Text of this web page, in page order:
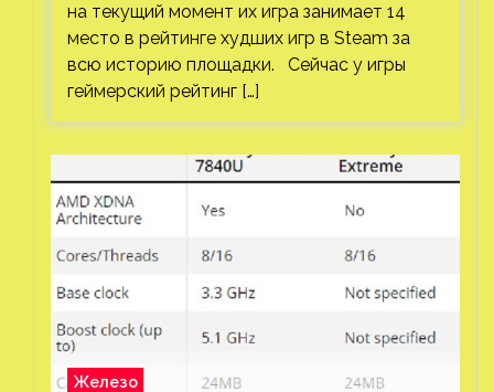
на текущий момент их игра занимает 14
место в рейтинге худших игр в Steam за
всю историю площадки. Сейчас у игры
геймерский рейтинг […]
Железо